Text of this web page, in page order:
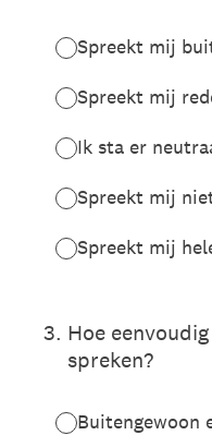
Spreekt mij
Spreekt mij
Ik sta er
Spreekt mij
Spreekt mij
3. Hoe
spreken?
Buitengewoon